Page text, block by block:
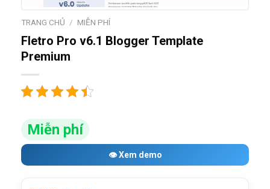
TRANG CHỦ / MIỄN PHÍ
Fletro Pro v6.1 Blogger Template
Premium
Miễn phí
👁 Xem demo